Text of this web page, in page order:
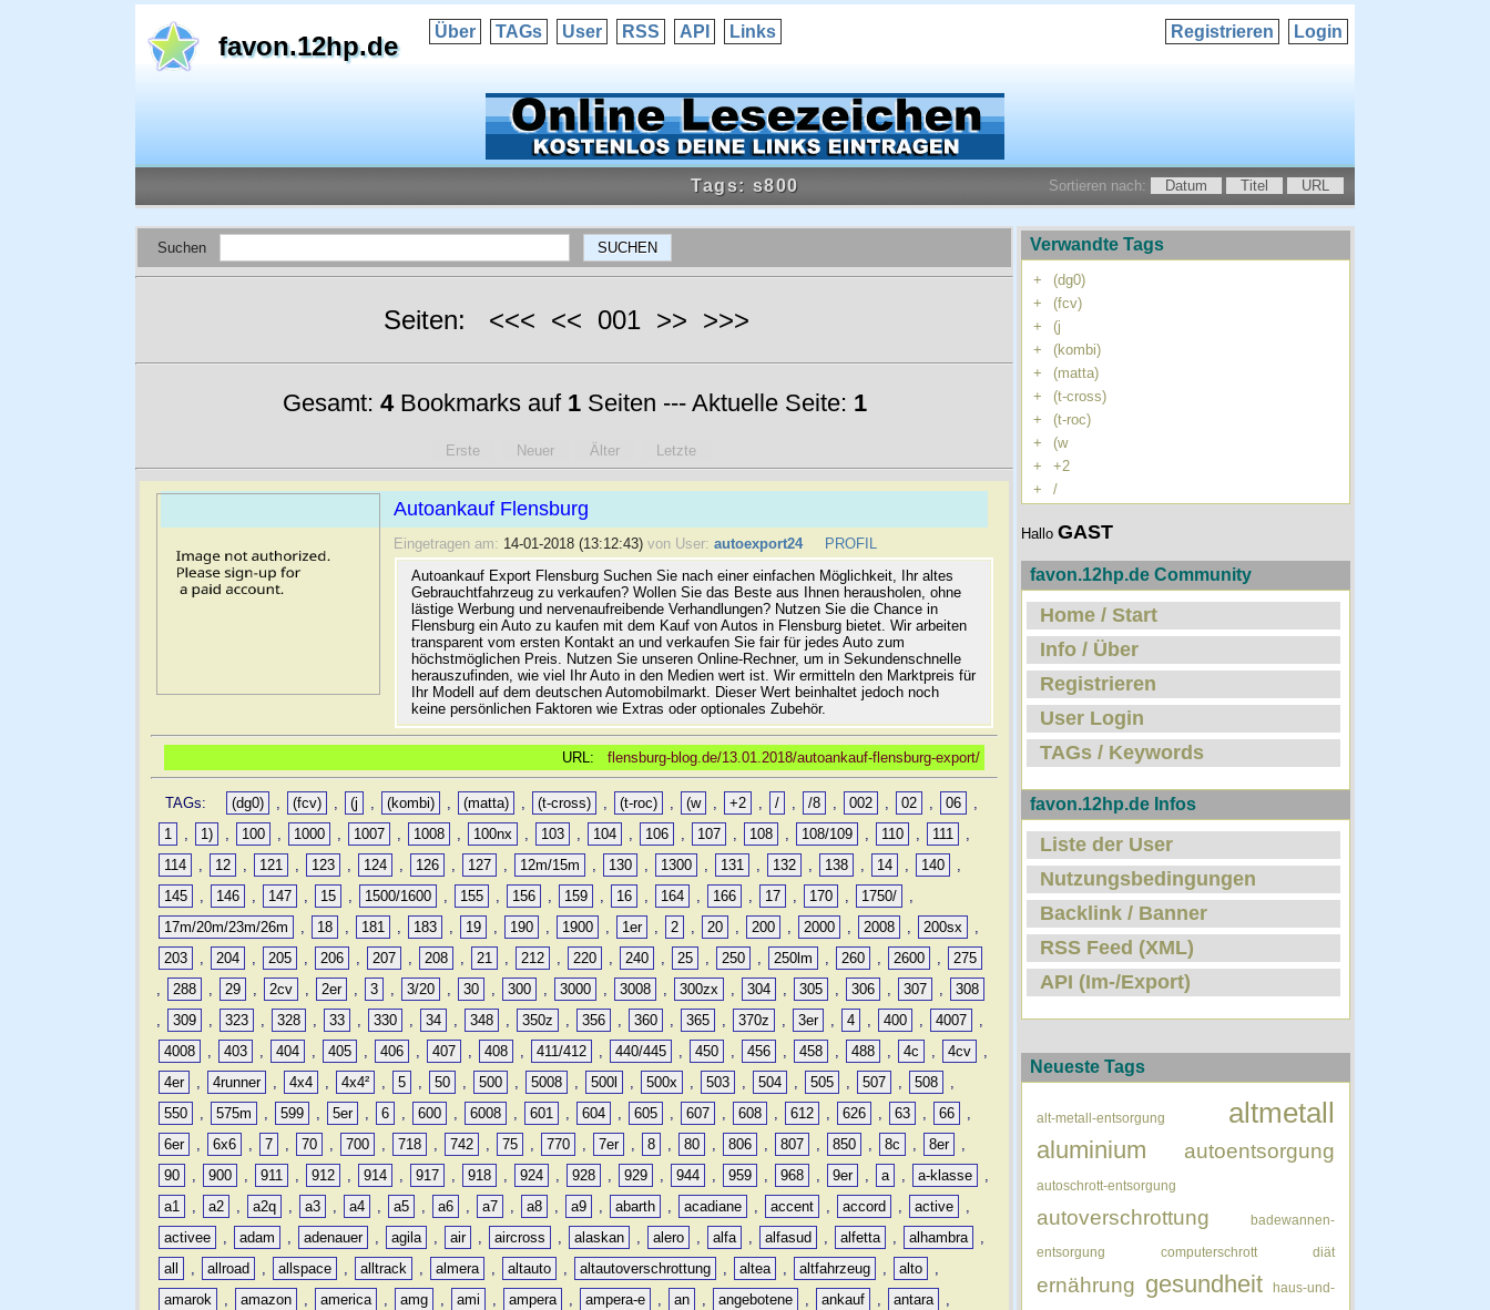
favon.12hp.de Über TAGs User RSS API Links Login
Registrieren
Tags: s800 Sortieren nach: Datum Titel URL
Suchen
Seiten: <<< << 001 >> >>>
Gesamt: 4Bookmarks auf 1Seiten --- Aktuelle Seite: 1
Erste Neuer Älter Letzte
Autoankauf Flensburg
Eingetragen am: 14-01-2018 (13:12:43) von User: autoexport24
PROFIL
Autoankauf Export Flensburg Suchen Sie nach einer einfachen Möglichkeit, Ihr altes
Gebrauchtfahrzeug zu verkaufen? Wollen Sie das Beste aus Ihnen herausholen, ohne
lästige Werbung und nervenaufreibende Verhandlungen? Nutzen Sie die Chance in
Flensburg ein Auto zu kaufen mit dem Kauf von Autos in Flensburg bietet. Wir arbeiten
transparent vom ersten Kontakt an und verkaufen Sie fair für jedes Auto zum
höchstmöglichen Preis. Nutzen Sie unseren Online-Rechner, um in Sekundenschnelle
herauszufinden, wie viel Ihr Auto in den Medien wert ist. Wir ermitteln den Marktpreis für
Ihr Modell auf dem deutschen Automobilmarkt. Dieser Wert beinhaltet jedoch noch
keine persönlichen Faktoren wie Extras oder optionales Zubehör.
URL: flensburg-blog.de/13.01.2018/autoankauf-flensburg-export/
TAGs: (dg0) , (fcv) , (j , (kombi) , (matta) , (t-cross) , (t-roc) , (w , +2 , / , /8 , 002 , 02 , 06
,
1
, 1) , 100 , 1000 , 1007 , 1008 , 100nx , 103 , 104 , 106 , 107 , 108 , 108/109 , 110 , 111
,
114
, 12 , 121 , 123 , 124 , 126 , 127 , 12m/15m , 130 , 1300 , 131 , 132 , 138 , 14 , 140
,
145
, 146 , 147 , 15 , 1500/1600 , 155 , 156 , 159 , 16 , 164 , 166 , 17 , 170 , 1750/
,
17m/20m/23m/26m
, 18 , 181 , 183 , 19 , 190 , 1900 , 1er , 2 , 20 , 200 , 2000 , 2008 , 200sx
,
203
, 204 , 205 , 206 , 207 , 208 , 21 , 212 , 220 , 240 , 25 , 250 , 250lm , 260 , 2600 ,
275
,
288 , 29 , 2cv , 2er , 3 , 3/20 , 30 , 300 , 3000 , 3008 , 300zx , 304 , 305 , 306 , 307 ,
308
,
309 , 323 , 328 , 33 , 330 , 34 , 348 , 350z , 356 , 360 , 365 , 370z , 3er , 4 , 400 , 4007
,
4008
, 403 , 404 , 405 , 406 , 407 , 408 , 411/412 , 440/445 , 450 , 456 , 458 , 488 , 4c , 4cv
,
4er
, 4runner , 4x4 , 4x4² , 5 , 50 , 500 , 5008 , 500l , 500x , 503 , 504 , 505 , 507 , 508
,
550
, 575m , 599 , 5er , 6 , 600 , 6008 , 601 , 604 , 605 , 607 , 608 , 612 , 626 , 63 , 66
,
6er
, 6x6 , 7 , 70 , 700 , 718 , 742 , 75 , 770 , 7er , 8 , 80 , 806 , 807 , 850 , 8c , 8er
,
90
, 900 , 911 , 912 , 914 , 917 , 918 , 924 , 928 , 929 , 944 , 959 , 968 , 9er , a , a-klasse
,
a1
, a2 , a2q , a3 , a4 , a5 , a6 , a7 , a8 , a9 , abarth , acadiane , accent , accord , active
,
activee
, adam , adenauer , agila , air , aircross , alaskan , alero , alfa , alfasud , alfetta , alhambra
,
all
, allroad , allspace , alltrack , almera , altauto , altautoverschrottung , altea , altfahrzeug , alto
,
amarok
, amazon , america , amg , ami , ampera , ampera-e , an , angebotene , ankauf , antara
,
Verwandte Tags
+
(dg0)
+
(fcv)
+
(j
+
(kombi)
+
(matta)
+
(t-cross)
+
(t-roc)
+
(w
+
+2
+
/
Hallo GAST
favon.12hp.de Community
Home / Start
Info / Über
Registrieren
User Login
TAGs / Keywords
favon.12hp.de Infos
Liste der User
Nutzungsbedingungen
Backlink / Banner
RSS Feed (XML)
API (Im-/Export)
Neueste Tags
alt-metall-entsorgung altmetall
aluminium autoentsorgung
autoschrott-entsorgung
autoverschrottung badewannen-
entsorgung computerschrott diät
ernährung gesundheit haus-und-